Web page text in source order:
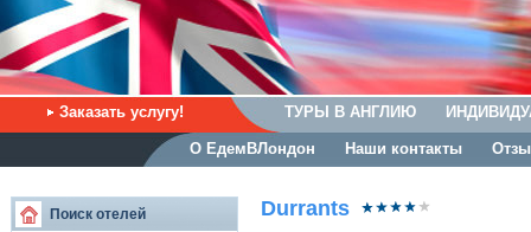
Заказать услугу! ТУРЫ В АНГЛИЮ
О ЕдемВЛондон Наши контакты
Поиск отелей Durrants